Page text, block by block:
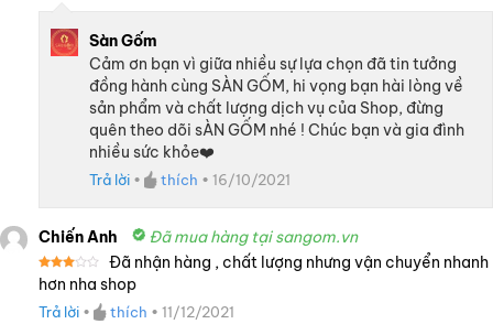
Sàn Gốm
Cảm ơn bạn vì giữa nhiều sự lựa chọn đã tin tưởng
đồng hành cùng SÀN GỐM, hi vọng bạn hài lòng về
sản phẩm và chất lượng dịch vụ của Shop, đừng
quên theo dõi sÀN GỐM nhé ! Chúc bạn và gia đình
nhiều sức khỏe❤️
Trả lời • thích • 16/10/2021
Chiến Anh Đã mua hàng tại sangom.vn
Được
xếp
hạng
3 5
Đã nhận hàng , chất lượng nhưng vận chuyển nhanh
hơn nha shop
Trả lời • thích • 11/12/2021